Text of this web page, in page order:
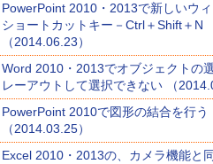
PowerPoint 2010・2013で新しいウィ
ショートカットキー－Ctrl＋Shift＋N
（2014.06.23）
Word 2010・2013でオブジェクトの
レーアウトして選択できない （
PowerPoint 2010で図形の結合を行う
（2014.03.25）
Excel 2010・2013の、カメラ機能と